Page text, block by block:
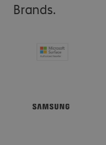
Brands.